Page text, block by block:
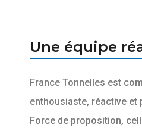
Une équipe
France Tonnelles est
enthousiaste, réactive et
Force de proposition,